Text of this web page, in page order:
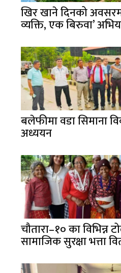
खिर खाने दिनको
व्यक्ति, एक बिरुवा’
बलेफीमा वडा सिमाना
अध्ययन
चौतारा–१० का विभिन्न
सामाजिक सुरक्षा भत्ता